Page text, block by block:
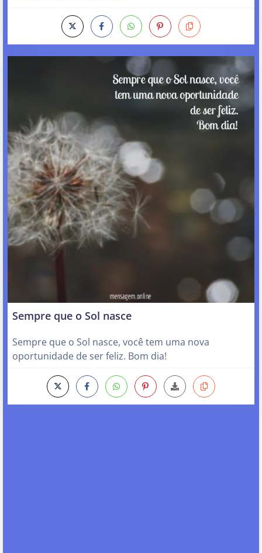
Sempre que o Sol nasce
Sempre que o Sol nasce, você tem uma nova
oportunidade de ser feliz. Bom dia!